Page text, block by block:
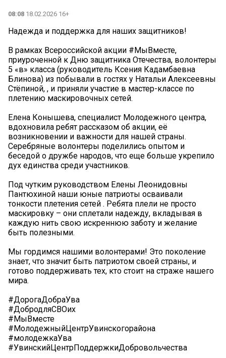
08:08 18.02.2026 16+
Надежда и поддержка для наших защитников!
В рамках Всероссийской акции #МыВместе,
приуроченной к Дню защитника Отечества, волонтеры
5 «в» класса (руководитель Ксения Кадамбаевна
Блинова) из побывали в гостях у Натальи Алексеевны
Стёпиной, , и приняли участие в мастер-классе по
плетению маскировочных сетей.
Елена Конышева, специалист Молодежного центра,
вдохновила ребят рассказом об акции, её
возникновении и важности для нашей страны.
Серебряные волонтеры поделились опытом и
беседой о дружбе народов, что еще больше укрепило
дух единства среди участников.
Под чутким руководством Елены Леонидовны
Пантюхиной наши юные патриоты осваивали
тонкости плетения сетей . Ребята плели не просто
маскировку – они сплетали надежду, вкладывая в
каждую нить свою искреннюю заботу и желание
быть полезными.
Мы гордимся нашими волонтерами! Это поколение
знает, что значит быть патриотом своей страны, и
готово поддерживать тех, кто стоит на страже нашего
мира.
#ДорогаДобраУва
#ДобродляСВОих
#МыВместе
#МолодежныйЦентрУвинскогорайона
#молодежкаУва
#УвинскийЦентрПоддержкиДобровольчества